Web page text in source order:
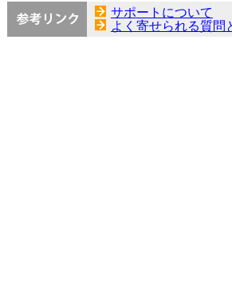
サポートについて
よく寄せられる質問